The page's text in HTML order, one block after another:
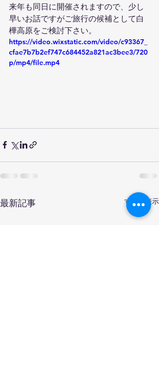
来年も同日に開催されますので、少し
早いお話ですがご旅行の候補として白
樺高原をご検討下さい。
https://video.wixstatic.com/video/c93367_
cfae7b7b2ef747c684452a821ac3bee3/720
p/mp4/file.mp4
最新記事 すべて表示